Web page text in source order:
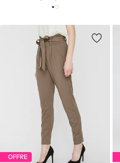
OFFRE